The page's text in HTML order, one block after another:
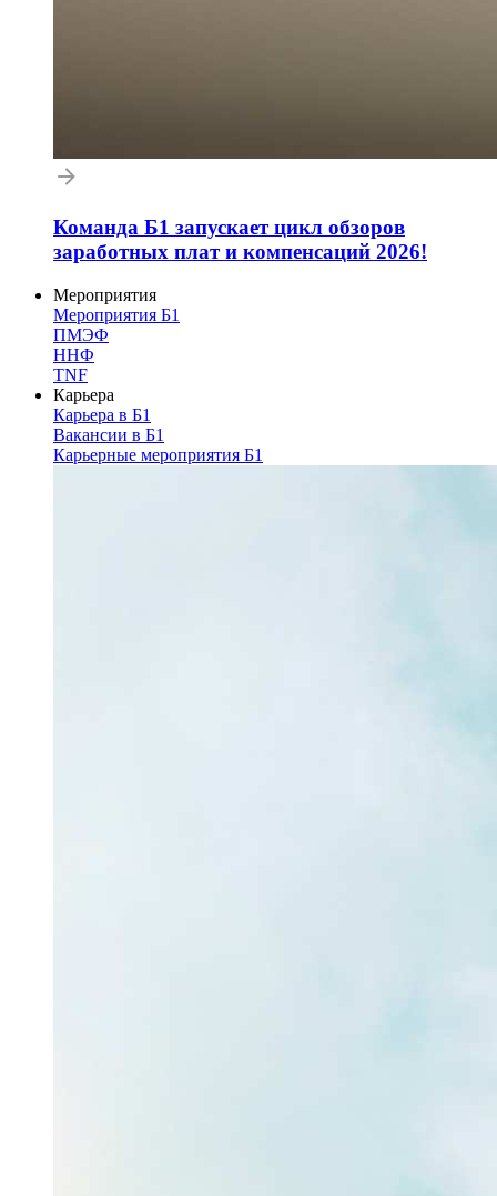
Команда Б1 запускает цикл обзоров
заработных плат и компенсаций 2026!
Мероприятия
Мероприятия Б1
ПМЭФ
ННФ
TNF
Карьера
Карьера в Б1
Вакансии в Б1
Карьерные мероприятия Б1